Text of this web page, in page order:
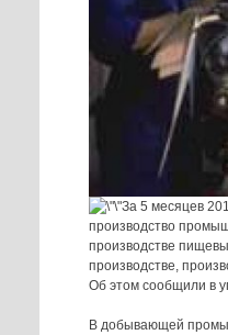
За 5 месяцев
производство
производстве
производстве,
Об этом сообщили в
В добывающей